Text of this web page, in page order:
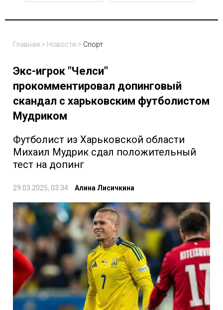
Главная > Новости > Спорт
Экс-игрок "Челси"
прокомментировал допинговый
скандал с харьковским футболистом
Мудриком
Футболист из Харьковской области
Михаил Мудрик сдал положительный
тест на допинг
29.03.2025, 03:34 Алина Лисичкина